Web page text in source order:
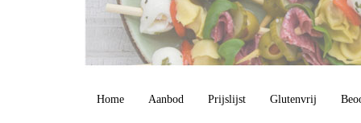
Home Aanbod Prijslijst Glutenvrij